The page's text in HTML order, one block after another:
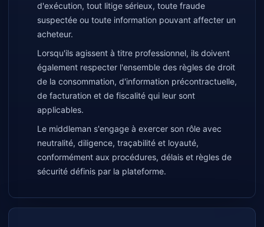
d'exécution, tout litige sérieux, toute fraude
suspectée ou toute information pouvant affecter un
acheteur.
Lorsqu'ils agissent à titre professionnel, ils doivent
également respecter l'ensemble des règles de droit
de la consommation, d'information précontractuelle,
de facturation et de fiscalité qui leur sont
applicables.
Le middleman s'engage à exercer son rôle avec
neutralité, diligence, traçabilité et loyauté,
conformément aux procédures, délais et règles de
sécurité définis par la plateforme.